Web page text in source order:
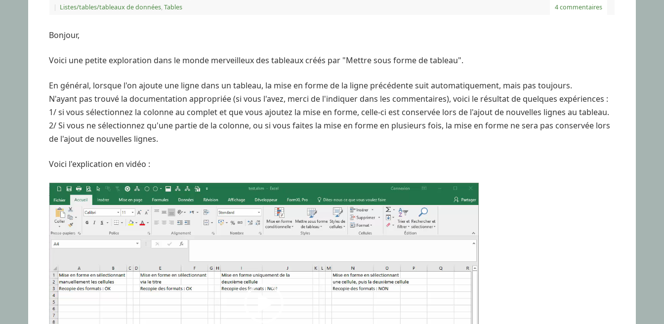
| Listes/tables/tableaux de données, Tables 4 commentaires
Bonjour,
Voici une petite exploration dans le monde merveilleux des tableaux créés par "Mettre sous forme de tableau".
En général, lorsque l'on ajoute une ligne dans un tableau, la mise en forme de la ligne précédente suit automatiquement, mais pas toujours.
N'ayant pas trouvé la documentation appropriée (si vous l'avez, merci de l'indiquer dans les commentaires), voici le résultat de quelques expériences :
1/ si vous sélectionnez la colonne au complet et que vous ajoutez la mise en forme, celle-ci est conservée lors de l'ajout de nouvelles lignes au tableau.
2/ Si vous ne sélectionnez qu'une partie de la colonne, ou si vous faites la mise en forme en plusieurs fois, la mise en forme ne sera pas conservée lors
de l'ajout de nouvelles lignes.
Voici l'explication en vidéo :
Lecteur
vidéo